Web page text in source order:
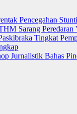
Pencegahan
Sarang Peredaran
Tingkat
Jurnalistik Bahas